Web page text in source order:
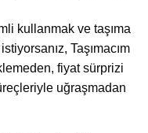
kullanmak ve taşıma
Taşımacım
fiyat sürprizi
uğraşmadan